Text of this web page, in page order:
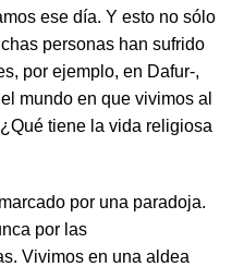
ese día. Y esto no sólo
personas han sufrido
por ejemplo, en Dafur-,
mundo en que vivimos al
tiene la vida religiosa
por una paradoja.
por las
Vivimos en una aldea